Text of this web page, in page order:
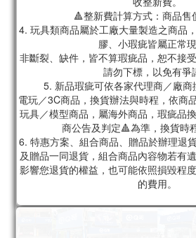
🔺整新費計算方式：商品售
4. 玩具類商品屬於工廠大量製造之商品
膠、小瑕疵皆屬正常現
非斷裂、缺件，皆不算瑕疵品，恕不接
請勿下標，以免有爭
5. 新品瑕疵可依各家代理商／廠商
電玩／3C商品，換貨辦法與時程，依商
玩具／模型商品，屬海外商品，瑕疵品
商公告及判定🔺為準，換貨時
6. 特惠方案、組合商品、贈品於辦理退
及贈品一同退貨，組合商品內容物若有
影響您退貨的權益，也可能依照損毀程
的費用。